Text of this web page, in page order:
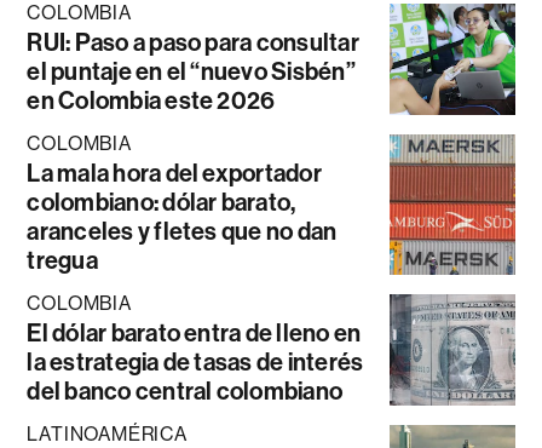
COLOMBIA
RUI: Paso a paso para consultar
el puntaje en el “nuevo Sisbén”
en Colombia este 2026
COLOMBIA
La mala hora del exportador
colombiano: dólar barato,
aranceles y fletes que no dan
tregua
COLOMBIA
El dólar barato entra de lleno en
la estrategia de tasas de interés
del banco central colombiano
LATINOAMÉRICA